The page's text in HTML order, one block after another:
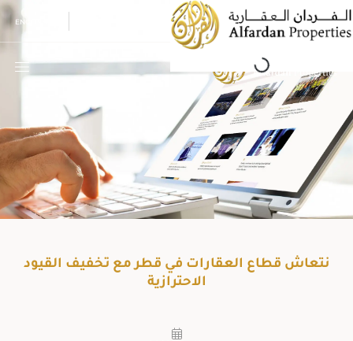
L
o
a
d
i
n
g
.
.
.
Skip
to
ENGLISH
نتعاش قطاع العقارات في قطر مع تخفيف القيود
الاحترازية